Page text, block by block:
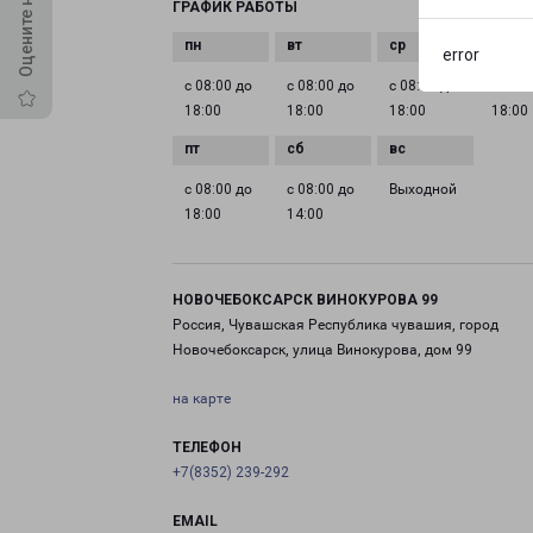
error
ГРАФИК РАБОТЫ
с 08:00 до
18:00
с 08:00 до
18:00
с 08:00 до
18:00
18:00
с 08:00 до
18:00
с 08:00 до
14:00
Выходной
НОВОЧЕБОКСАРСК ВИНОКУРОВА 99
Россия, Чувашская Республика чувашия, город
Новочебоксарск, улица Винокурова, дом 99
на карте
ТЕЛЕФОН
+7(8352) 239-292
EMAIL